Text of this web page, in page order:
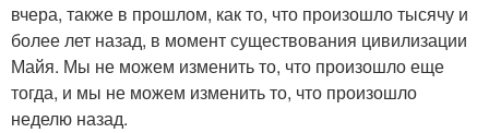
вчера, также в прошлом, как то, что произошло тысячу и
более лет назад, в момент существования цивилизации
Майя. Мы не можем изменить то, что произошло еще
тогда, и мы не можем изменить то, что произошло
неделю назад.